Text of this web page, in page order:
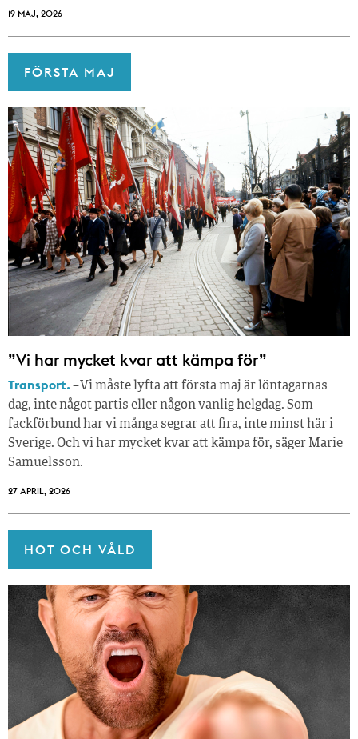
19 MAJ, 2026
FÖRSTA MAJ
”Vi har mycket kvar att kämpa för”
Transport.– Vi måste lyfta att första maj är löntagarnas
dag, inte något partis eller någon vanlig helgdag. Som
fackförbund har vi många segrar att fira, inte minst här i
Sverige. Och vi har mycket kvar att kämpa för, säger Marie
Samuelsson.
27 APRIL, 2026
HOT OCH VÅLD